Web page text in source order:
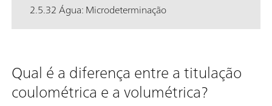
2.5.32 Água: Microdeterminação
Qual é a diferença entre a titulação
coulométrica e a volumétrica?